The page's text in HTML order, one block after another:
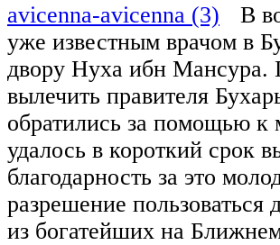
В
уже известным врачом в
двору Нуха ибн Мансура.
вылечить правителя
обратились за помощью
удалось в короткий срок
благодарность за это
разрешение пользоваться
из богатейших на